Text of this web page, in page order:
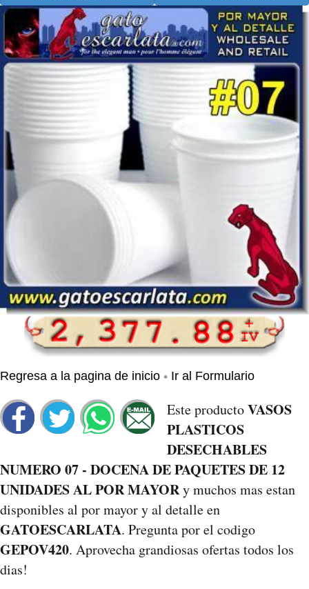
Regresa a la pagina de inicio • Ir al Formulario
Este productoVASOS
PLASTICOS
DESECHABLES
NUMERO 07 - DOCENA DE PAQUETES DE 12
UNIDADES AL POR MAYORy muchos mas estan
disponibles al por mayor y al detalle en
GATOESCARLATA. Pregunta por el codigo
GEPOV420. Aprovecha grandiosas ofertas todos los
dias!